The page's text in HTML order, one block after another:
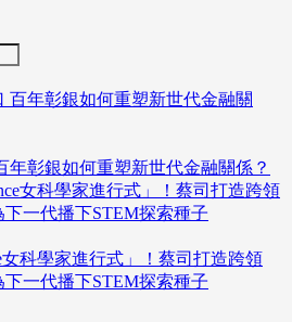
年彰銀如何重塑新世代金融關係？
女科學家進行式」！蔡司打造跨領
一代播下STEM探索種子